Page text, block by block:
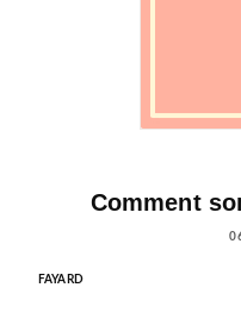
Comment
FAYARD